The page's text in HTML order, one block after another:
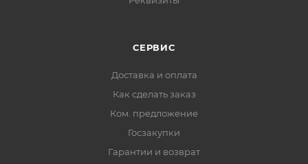
СЕРВИС
Доставка и оплата
Как сделать заказ
Ком. предложение
Госзакупки
Гарантии и возврат